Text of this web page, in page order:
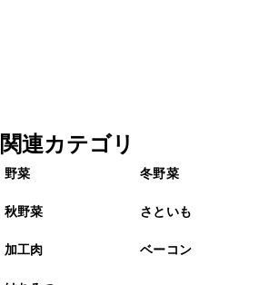
関連カテゴリ
野菜 冬野菜
秋野菜 さといも
加工肉 ベーコン